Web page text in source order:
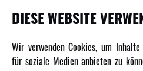
INFORMATIONEN
Newsletter
Über uns
DIESE WEBSITE
Wir verwenden Cookies, um
für soziale Medien anbieten zu